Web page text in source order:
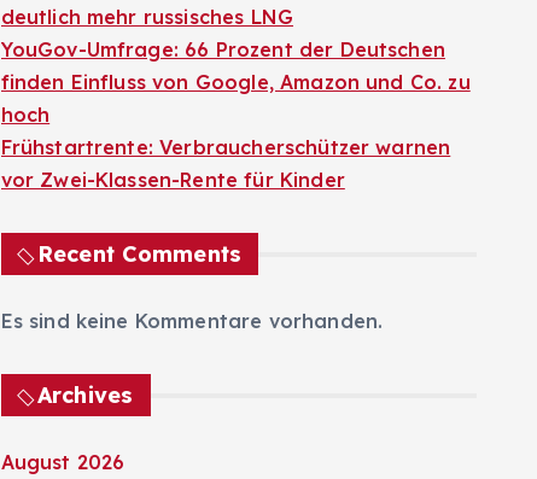
deutlich mehr russisches LNG
YouGov-Umfrage: 66 Prozent der Deutschen
finden Einfluss von Google, Amazon und Co. zu
hoch
Frühstartrente: Verbraucherschützer warnen
vor Zwei-Klassen-Rente für Kinder
Recent Comments
Es sind keine Kommentare vorhanden.
Archives
August 2026